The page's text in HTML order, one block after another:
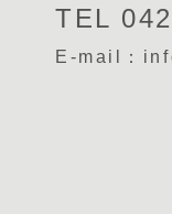
TEL
E-mail：